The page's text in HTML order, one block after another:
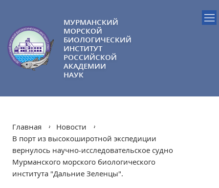
МУРМАНСКИЙ
МОРСКОЙ
БИОЛОГИЧЕСКИЙ
ИНСТИТУТ
РОССИЙСКОЙ
АКАДЕМИИ
НАУК
Главная
Новости
В порт из высокоширотной экспедиции
вернулось научно-исследовательское судно
Мурманского морского биологического
института "Дальние Зеленцы".